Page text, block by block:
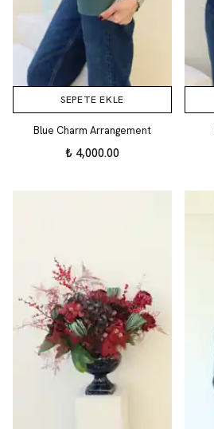
SEPETE EKLE
Blue Charm Arrangement
₺ 4,000.00